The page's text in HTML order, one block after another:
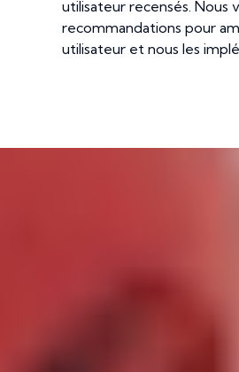
utilisateur recensés. Nous
recommandations pour
utilisateur et nous les